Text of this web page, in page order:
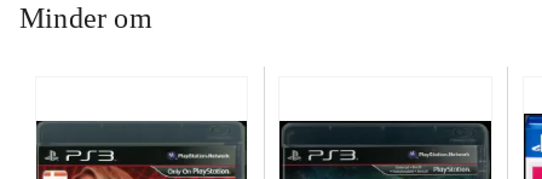
Minder om